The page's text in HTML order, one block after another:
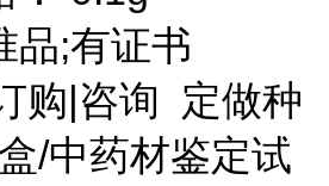
品;有证书
购|咨询 定做种
/中药材鉴定试